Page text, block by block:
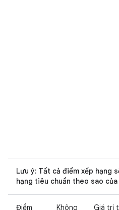
Lưu ý: Tất cả điểm xếp hạng
hạng tiêu chuẩn theo sao
Điểm Không Giá trị